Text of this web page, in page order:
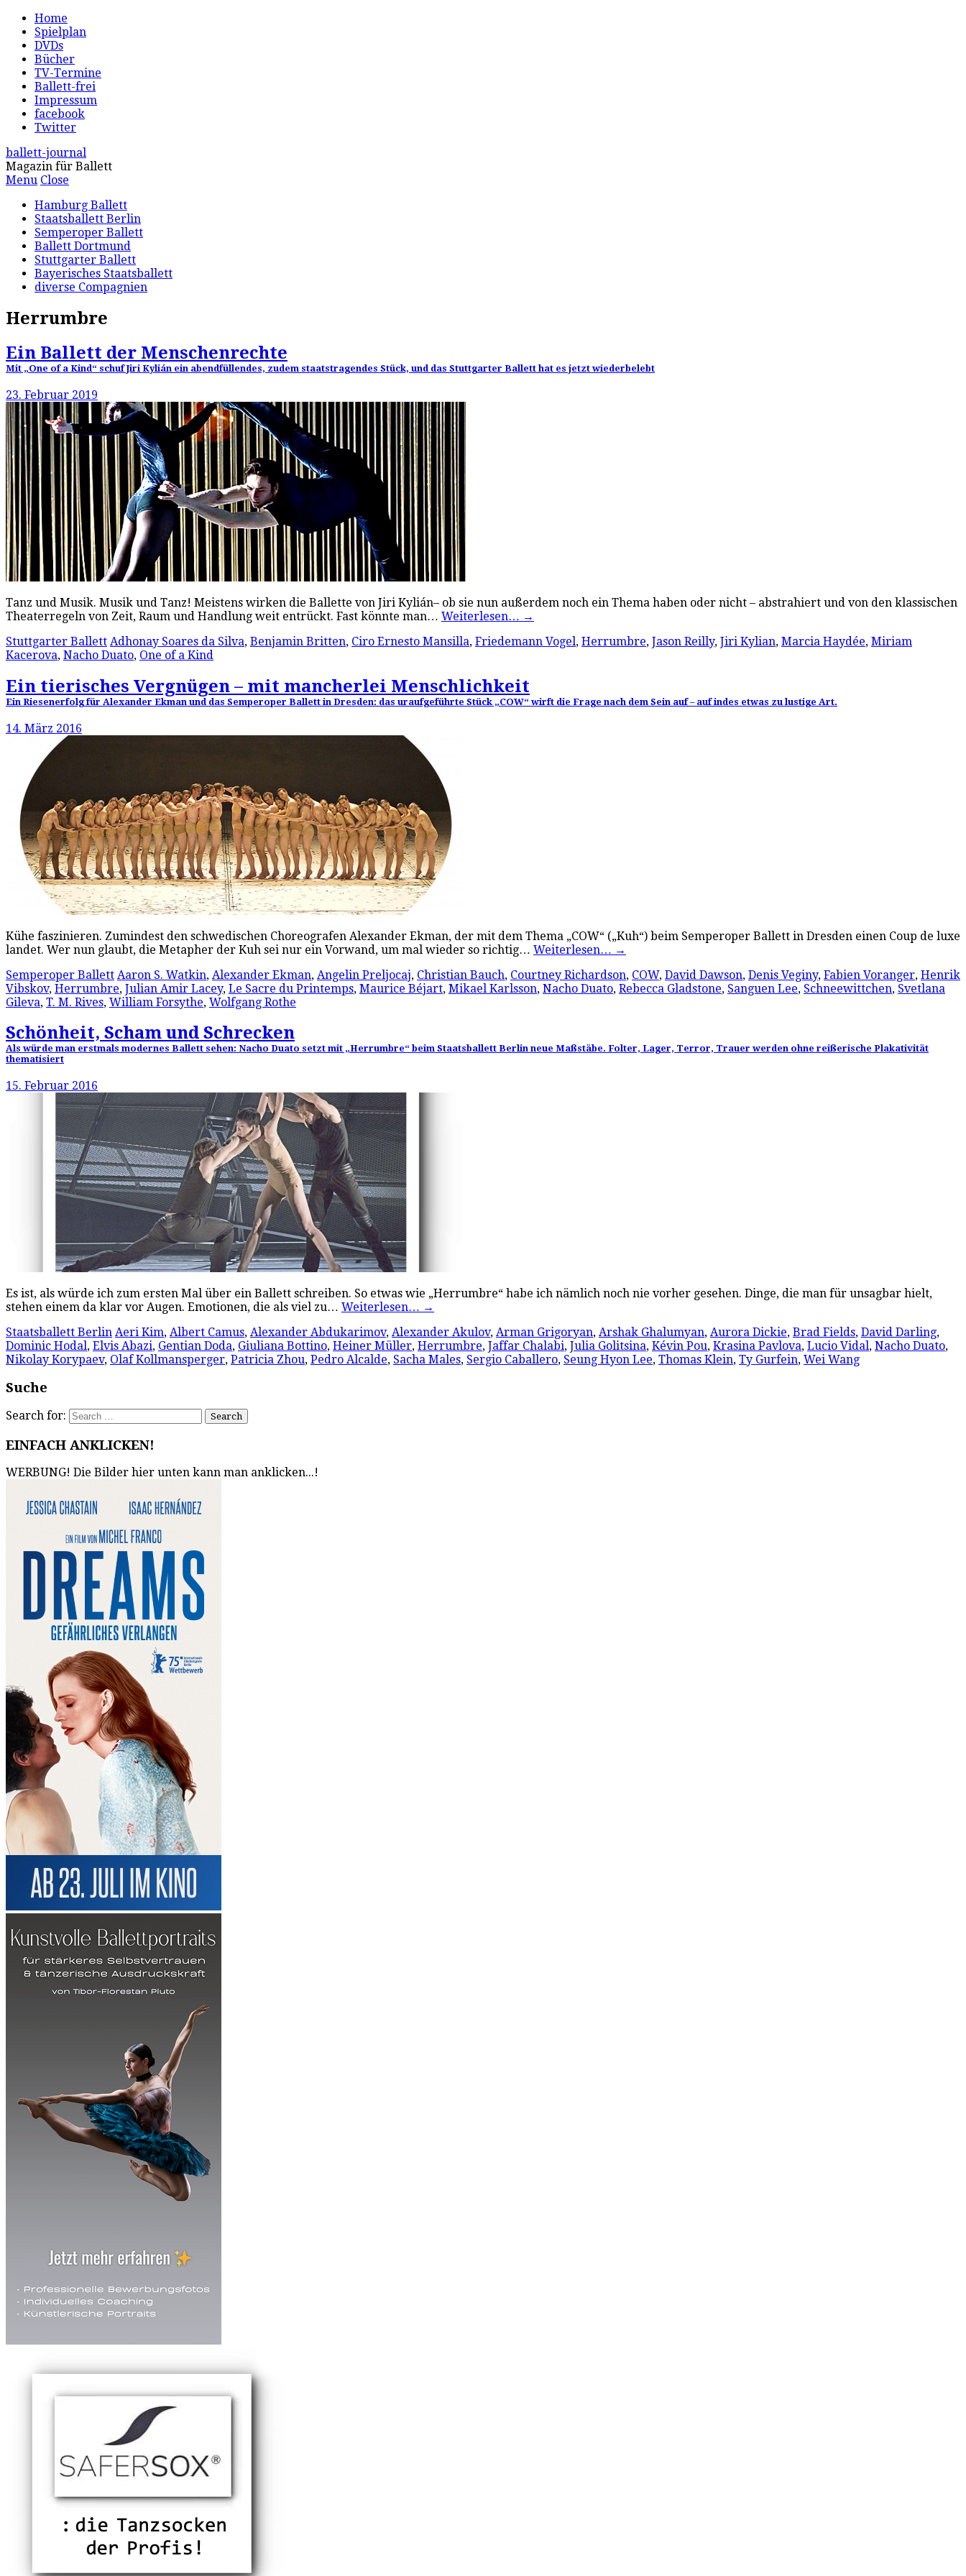
Home
Spielplan
DVDs
Bücher
TV-Termine
Ballett-frei
Impressum
facebook
Twitter
ballett-journal
Magazin für Ballett
Menu Close
Hamburg Ballett
Staatsballett Berlin
Semperoper Ballett
Ballett Dortmund
Stuttgarter Ballett
Bayerisches Staatsballett
diverse Compagnien
Herrumbre
Ein Ballett der Menschenrechte
Mit „One of a Kind“ schuf Jiri Kylián ein abendfüllendes, zudem staatstragendes Stück, und das Stuttgarter Ballett hat es jetzt wiederbelebt
23. Februar 2019
Tanz und Musik. Musik und Tanz! Meistens wirken die Ballette von Jiri Kylián– ob sie nun außerdem noch ein Thema haben oder nicht – abstrahiert und von den klassischen
Theaterregeln von Zeit, Raum und Handlung weit entrückt. Fast könnte man… Weiterlesen… →
Stuttgarter Ballett Adhonay Soares da Silva, Benjamin Britten, Ciro Ernesto Mansilla, Friedemann Vogel, Herrumbre, Jason Reilly, Jiri Kylian, Marcia Haydée, Miriam
Kacerova, Nacho Duato, One of a Kind
Ein tierisches Vergnügen – mit mancherlei Menschlichkeit
Ein Riesenerfolg für Alexander Ekman und das Semperoper Ballett in Dresden: das uraufgeführte Stück „COW“ wirft die Frage nach dem Sein auf – auf indes etwas zu lustige Art.
14. März 2016
Kühe faszinieren. Zumindest den schwedischen Choreografen Alexander Ekman, der mit dem Thema „COW“ („Kuh“) beim Semperoper Ballett in Dresden einen Coup de luxe
landet. Wer nun glaubt, die Metapher der Kuh sei nur ein Vorwand, um mal wieder so richtig… Weiterlesen… →
Semperoper Ballett Aaron S. Watkin, Alexander Ekman, Angelin Preljocaj, Christian Bauch, Courtney Richardson, COW, David Dawson, Denis Veginy, Fabien Voranger, Henrik
Vibskov, Herrumbre, Julian Amir Lacey, Le Sacre du Printemps, Maurice Béjart, Mikael Karlsson, Nacho Duato, Rebecca Gladstone, Sanguen Lee, Schneewittchen, Svetlana
Gileva, T. M. Rives, William Forsythe, Wolfgang Rothe
Schönheit, Scham und Schrecken
Als würde man erstmals modernes Ballett sehen: Nacho Duato setzt mit „Herrumbre“ beim Staatsballett Berlin neue Maßstäbe. Folter, Lager, Terror, Trauer werden ohne reißerische Plakativität
thematisiert
15. Februar 2016
Es ist, als würde ich zum ersten Mal über ein Ballett schreiben. So etwas wie „Herrumbre“ habe ich nämlich noch nie vorher gesehen. Dinge, die man für unsagbar hielt,
stehen einem da klar vor Augen. Emotionen, die als viel zu… Weiterlesen… →
Staatsballett Berlin Aeri Kim, Albert Camus, Alexander Abdukarimov, Alexander Akulov, Arman Grigoryan, Arshak Ghalumyan, Aurora Dickie, Brad Fields, David Darling,
Dominic Hodal, Elvis Abazi, Gentian Doda, Giuliana Bottino, Heiner Müller, Herrumbre, Jaffar Chalabi, Julia Golitsina, Kévin Pou, Krasina Pavlova, Lucio Vidal, Nacho Duato,
Nikolay Korypaev, Olaf Kollmansperger, Patricia Zhou, Pedro Alcalde, Sacha Males, Sergio Caballero, Seung Hyon Lee, Thomas Klein, Ty Gurfein, Wei Wang
Suche
Search for:
EINFACH ANKLICKEN!
WERBUNG! Die Bilder hier unten kann man anklicken...!